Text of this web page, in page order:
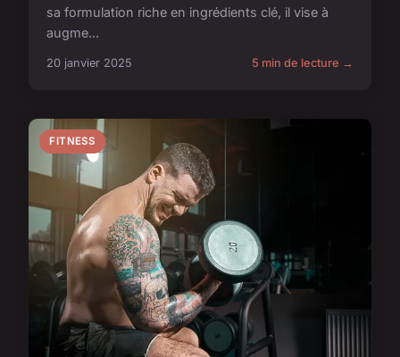
sa formulation riche en ingrédients clé, il vise à
augme...
20 janvier 2025 5 min de lecture →
FITNESS